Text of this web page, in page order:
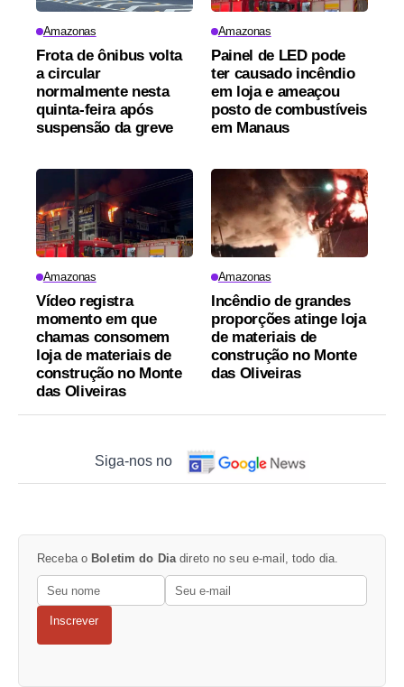
Amazonas
Frota de ônibus volta
a circular
normalmente nesta
quinta-feira após
suspensão da greve
Amazonas
Painel de LED pode
ter causado incêndio
em loja e ameaçou
posto de combustíveis
em Manaus
Amazonas
Vídeo registra
momento em que
chamas consomem
loja de materiais de
construção no Monte
das Oliveiras
Amazonas
Incêndio de grandes
proporções atinge loja
de materiais de
construção no Monte
das Oliveiras
Siga-nos no
Receba o Boletim do Dia direto no seu e-mail, todo dia.
Inscrever